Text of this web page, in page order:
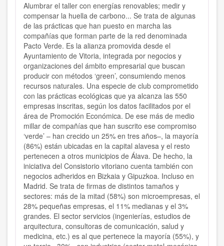
Alumbrar el taller con energías renovables; medir y
compensar la huella de carbono... Se trata de algunas
de las prácticas que han puesto en marcha las
compañías que forman parte de la red denominada
Pacto Verde. Es la alianza promovida desde el
Ayuntamiento de Vitoria, integrada por negocios y
organizaciones del ámbito empresarial que buscan
producir con métodos ‘green’, consumiendo menos
recursos naturales. Una especie de club comprometido
con las prácticas ecológicas que ya alcanza las 550
empresas inscritas, según los datos facilitados por el
área de Promoción Económica. De ese más de medio
millar de compañías que han suscrito ese compromiso
‘verde’ – han crecido un 25% en tres años–, la mayoría
(86%) están ubicadas en la capital alavesa y el resto
pertenecen a otros municipios de Álava. De hecho, la
iniciativa del Consistorio vitoriano cuenta también con
negocios adheridos en Bizkaia y Gipuzkoa. Incluso en
Madrid. Se trata de firmas de distintos tamaños y
sectores: más de la mitad (58%) son microempresas, el
28% pequeñas empresas, el 11% medianas y el 3%
grandes. El sector servicios (ingenierías, estudios de
arquitectura, consultoras de comunicación, salud y
medicina, etc.) es al que pertenece la mayoría (55%), y